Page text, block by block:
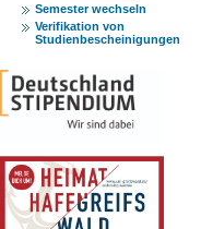
Semester wechseln
Verifikation von
Studienbescheinigungen